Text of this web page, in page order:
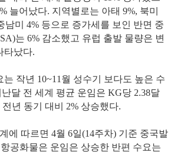
늘어났다. 지역별로는 아태 9%, 북미
남미 4% 등으로 증가세를 보인 반면 중
는 6% 감소했고 유럽 출발 물량은 변
타났다.
는 작년 10~11월 성수기 보다도 높은 수
달 전 세계 평균 운임은 KG당 2.38달
년 동기 대비 2% 상승했다.
에 따르면 4월 6일(14주차) 기준 중국발
공화물은 운임은 상승한 반편 수요는